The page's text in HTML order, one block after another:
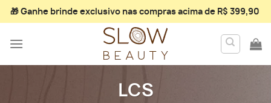
Skip
to
🎁 Ganhe brinde exclusivonas compras acima de R$ 399,90
LCS